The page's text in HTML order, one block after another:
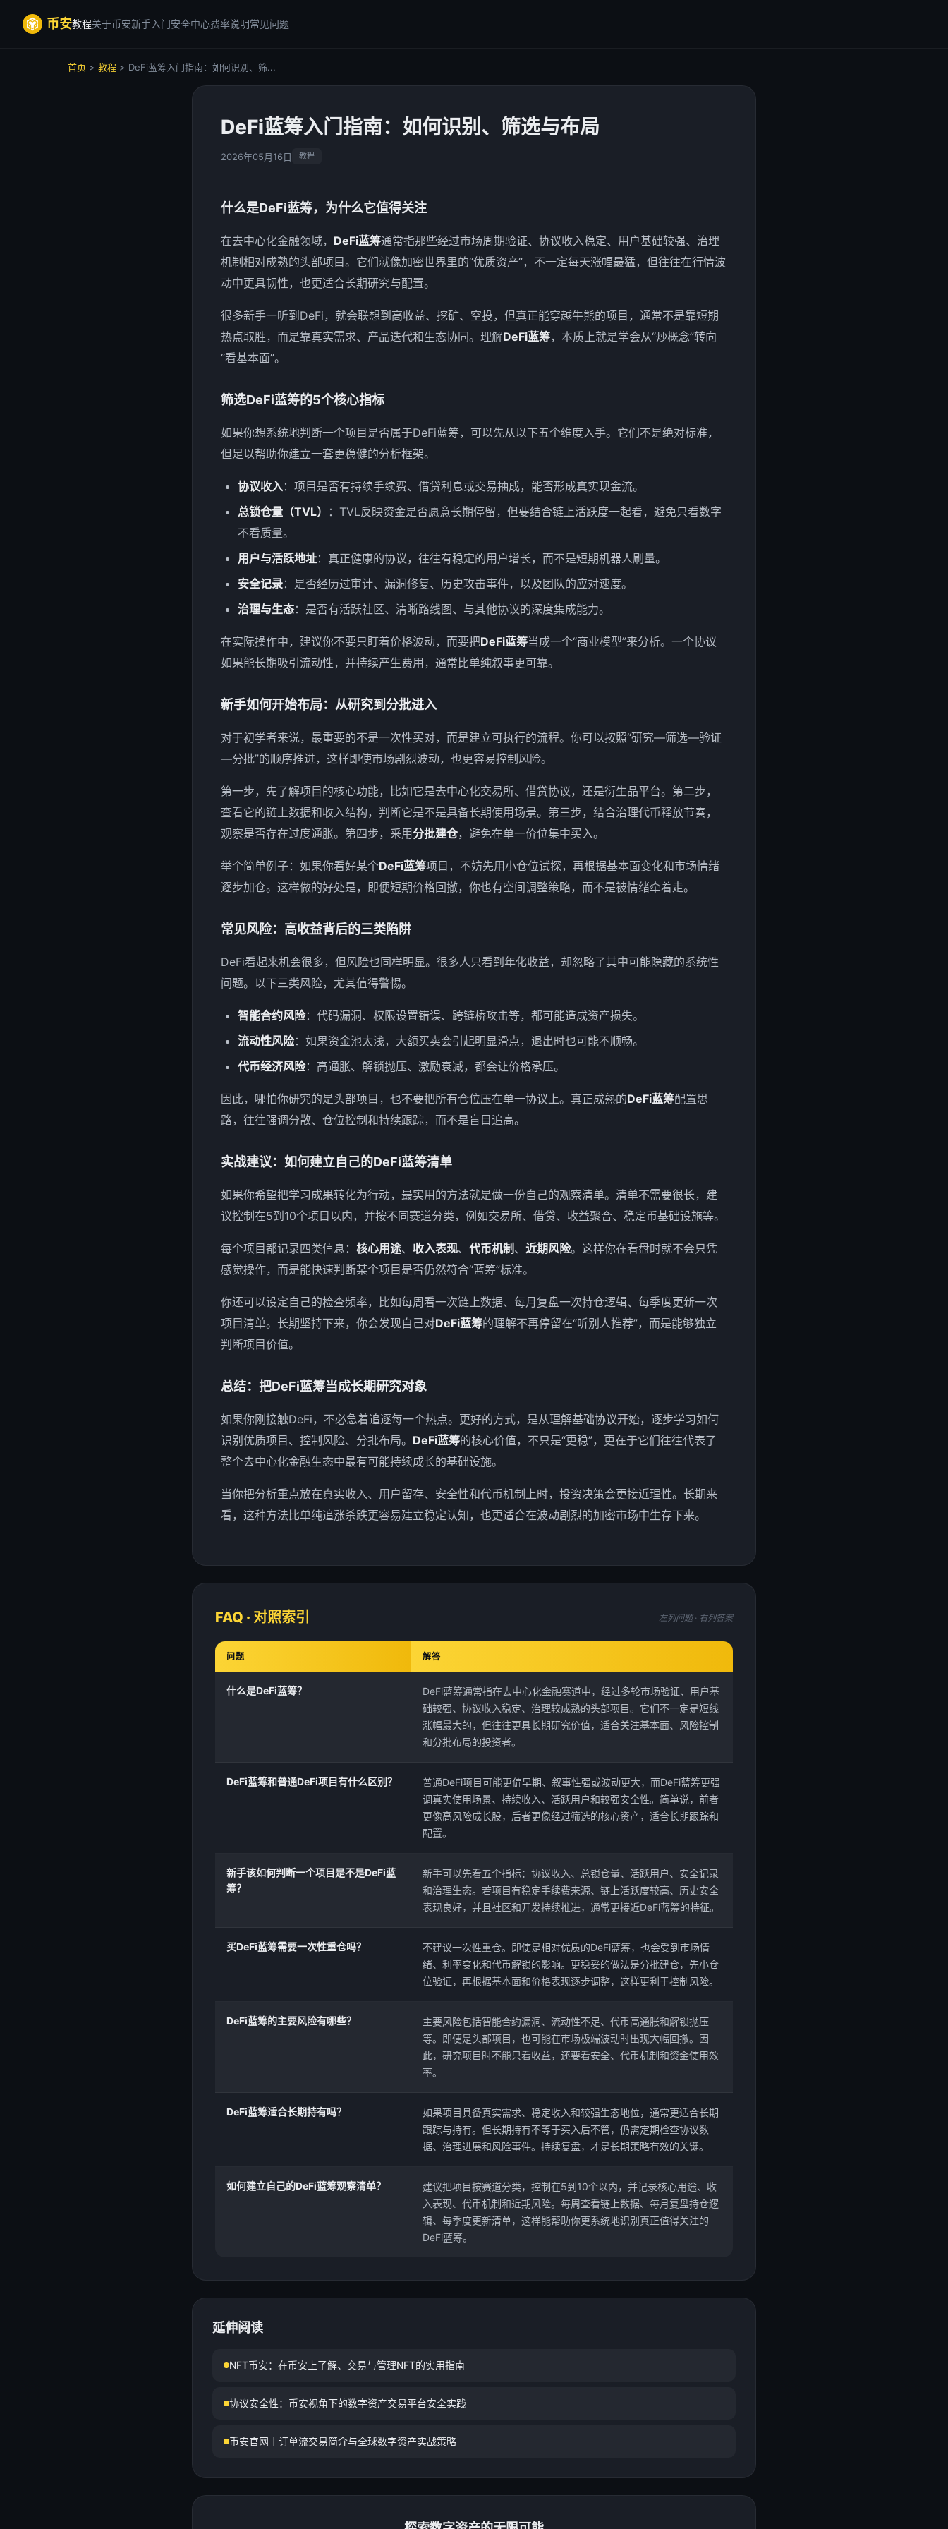
币安教程关于币安新手入门安全中心费率说明常见问题
首页 > 教程 > DeFi蓝筹入门指南：如何识别、筛...
DeFi蓝筹入门指南：如何识别、筛选与布局
2026年05月16日 教程
什么是DeFi蓝筹，为什么它值得关注
在去中心化金融领域， DeFi蓝筹通常指那些经过市场周期验证、协议收入稳定、用户基础较强、治理
机制相对成熟的头部项目。它们就像加密世界里的“优质资产”，不一定每天涨幅最猛，但往往在行情波
动中更具韧性，也更适合长期研究与配置。
很多新手一听到DeFi，就会联想到高收益、挖矿、空投，但真正能穿越牛熊的项目，通常不是靠短期
热点取胜，而是靠真实需求、产品迭代和生态协同。理解DeFi蓝筹，本质上就是学会从“炒概念”转向
“看基本面”。
筛选DeFi蓝筹的5个核心指标
如果你想系统地判断一个项目是否属于DeFi蓝筹，可以先从以下五个维度入手。它们不是绝对标准，
但足以帮助你建立一套更稳健的分析框架。
协议收入：项目是否有持续手续费、借贷利息或交易抽成，能否形成真实现金流。
总锁仓量（TVL）
：TVL反映资金是否愿意长期停留，但要结合链上活跃度一起看，避免只看数字
不看质量。
用户与活跃地址：真正健康的协议，往往有稳定的用户增长，而不是短期机器人刷量。
安全记录：是否经历过审计、漏洞修复、历史攻击事件，以及团队的应对速度。
治理与生态：是否有活跃社区、清晰路线图、与其他协议的深度集成能力。
在实际操作中，建议你不要只盯着价格波动，而要把DeFi蓝筹当成一个“商业模型”来分析。一个协议
如果能长期吸引流动性，并持续产生费用，通常比单纯叙事更可靠。
新手如何开始布局：从研究到分批进入
对于初学者来说，最重要的不是一次性买对，而是建立可执行的流程。你可以按照“研究—筛选—验证
—分批”的顺序推进，这样即使市场剧烈波动，也更容易控制风险。
第一步，先了解项目的核心功能，比如它是去中心化交易所、借贷协议，还是衍生品平台。第二步，
查看它的链上数据和收入结构，判断它是不是具备长期使用场景。第三步，结合治理代币释放节奏，
观察是否存在过度通胀。第四步，采用分批建仓，避免在单一价位集中买入。
举个简单例子：如果你看好某个DeFi蓝筹项目，不妨先用小仓位试探，再根据基本面变化和市场情绪
逐步加仓。这样做的好处是，即便短期价格回撤，你也有空间调整策略，而不是被情绪牵着走。
常见风险：高收益背后的三类陷阱
DeFi看起来机会很多，但风险也同样明显。很多人只看到年化收益，却忽略了其中可能隐藏的系统性
问题。以下三类风险，尤其值得警惕。
智能合约风险：代码漏洞、权限设置错误、跨链桥攻击等，都可能造成资产损失。
流动性风险：如果资金池太浅，大额买卖会引起明显滑点，退出时也可能不顺畅。
代币经济风险：高通胀、解锁抛压、激励衰减，都会让价格承压。
因此，哪怕你研究的是头部项目，也不要把所有仓位压在单一协议上。真正成熟的DeFi蓝筹配置思
路，往往强调分散、仓位控制和持续跟踪，而不是盲目追高。
实战建议：如何建立自己的DeFi蓝筹清单
如果你希望把学习成果转化为行动，最实用的方法就是做一份自己的观察清单。清单不需要很长，建
议控制在5到10个项目以内，并按不同赛道分类，例如交易所、借贷、收益聚合、稳定币基础设施等。
每个项目都记录四类信息： 核心用途、 收入表现、 代币机制 、 近期风险。这样你在看盘时就不会只凭
感觉操作，而是能快速判断某个项目是否仍然符合“蓝筹”标准。
你还可以设定自己的检查频率，比如每周看一次链上数据、每月复盘一次持仓逻辑、每季度更新一次
项目清单。长期坚持下来，你会发现自己对DeFi蓝筹的理解不再停留在“听别人推荐”，而是能够独立
判断项目价值。
总结：把DeFi蓝筹当成长期研究对象
如果你刚接触DeFi，不必急着追逐每一个热点。更好的方式，是从理解基础协议开始，逐步学习如何
识别优质项目、控制风险、分批布局。 DeFi蓝筹的核心价值，不只是“更稳”，更在于它们往往代表了
整个去中心化金融生态中最有可能持续成长的基础设施。
当你把分析重点放在真实收入、用户留存、安全性和代币机制上时，投资决策会更接近理性。长期来
看，这种方法比单纯追涨杀跌更容易建立稳定认知，也更适合在波动剧烈的加密市场中生存下来。
FAQ · 对照索引 左列问题 · 右列答案
问题 解答
什么是DeFi蓝筹？
DeFi蓝筹通常指在去中心化金融赛道中，经过多轮市场验证、用户基
础较强、协议收入稳定、治理较成熟的头部项目。它们不一定是短线
涨幅最大的，但往往更具长期研究价值，适合关注基本面、风险控制
和分批布局的投资者。
DeFi蓝筹和普通DeFi项目有什么区别？
普通DeFi项目可能更偏早期、叙事性强或波动更大，而DeFi蓝筹更强
调真实使用场景、持续收入、活跃用户和较强安全性。简单说，前者
更像高风险成长股，后者更像经过筛选的核心资产，适合长期跟踪和
配置。
新手该如何判断一个项目是不是DeFi蓝
筹？
新手可以先看五个指标：协议收入、总锁仓量、活跃用户、安全记录
和治理生态。若项目有稳定手续费来源、链上活跃度较高、历史安全
表现良好，并且社区和开发持续推进，通常更接近DeFi蓝筹的特征。
买DeFi蓝筹需要一次性重仓吗？
不建议一次性重仓。即使是相对优质的DeFi蓝筹，也会受到市场情
绪、利率变化和代币解锁的影响。更稳妥的做法是分批建仓，先小仓
位验证，再根据基本面和价格表现逐步调整，这样更利于控制风险。
DeFi蓝筹的主要风险有哪些？
主要风险包括智能合约漏洞、流动性不足、代币高通胀和解锁抛压
等。即便是头部项目，也可能在市场极端波动时出现大幅回撤。因
此，研究项目时不能只看收益，还要看安全、代币机制和资金使用效
率。
DeFi蓝筹适合长期持有吗？
如果项目具备真实需求、稳定收入和较强生态地位，通常更适合长期
跟踪与持有。但长期持有不等于买入后不管，仍需定期检查协议数
据、治理进展和风险事件。持续复盘，才是长期策略有效的关键。
如何建立自己的DeFi蓝筹观察清单？
建议把项目按赛道分类，控制在5到10个以内，并记录核心用途、收
入表现、代币机制和近期风险。每周查看链上数据、每月复盘持仓逻
辑、每季度更新清单，这样能帮助你更系统地识别真正值得关注的
DeFi蓝筹。
延伸阅读
NFT币安：在币安上了解、交易与管理NFT的实用指南
协议安全性：币安视角下的数字资产交易平台安全实践
币安官网｜订单流交易简介与全球数字资产实战策略